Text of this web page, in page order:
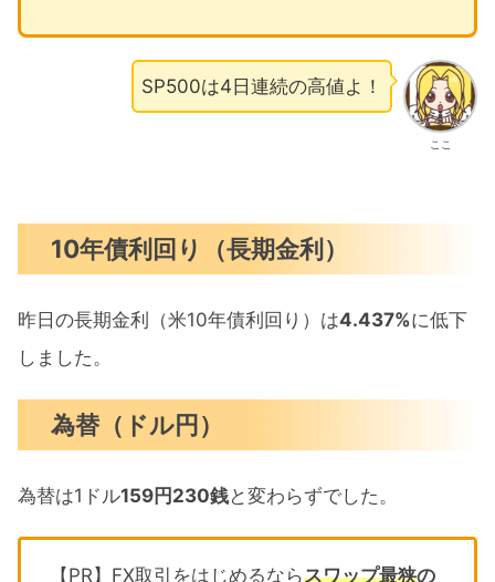
ここ
SP500は4日連続の高値よ！
10年債利回り（長期金利）
昨日の長期金利（米10年債利回り）は4.437%に低下
しました。
為替（ドル円）
為替は1ドル159円230銭と変わらずでした。
【PR】FX取引をはじめるならスワップ最狭の